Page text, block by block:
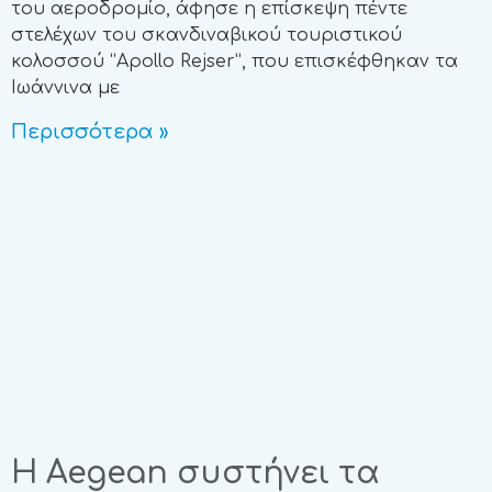
του αεροδρομίο, άφησε η επίσκεψη πέντε
στελέχων του σκανδιναβικού τουριστικού
κολοσσού “Apollo Rejser”, που επισκέφθηκαν τα
Ιωάννινα με
Περισσότερα »
Η Aegean συστήνει τα